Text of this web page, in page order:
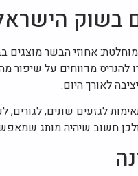
בשוק
אחוזי הבשר מוצגים
מדווחים על שיפור
לאורך היום.
לגזעים שונים, לגורים,
חשוב שיהיה מותג